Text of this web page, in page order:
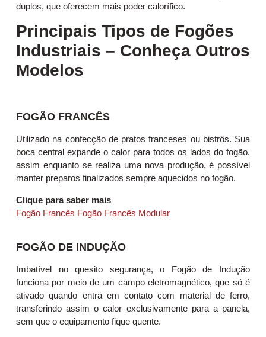
duplos, que oferecem mais poder calorífico.
Principais Tipos de Fogões
Industriais – Conheça Outros
Modelos
FOGÃO FRANCÊS
Utilizado na confecção de pratos franceses ou bistrôs. Sua
boca central expande o calor para todos os lados do fogão,
assim enquanto se realiza uma nova produção, é possível
manter preparos finalizados sempre aquecidos no fogão.
Clique para saber mais
Fogão Francês Fogão Francês Modular
FOGÃO DE INDUÇÃO
Imbatível no quesito segurança, o Fogão de Indução
funciona por meio de um campo eletromagnético, que só é
ativado quando entra em contato com material de ferro,
transferindo assim o calor exclusivamente para a panela,
sem que o equipamento fique quente.